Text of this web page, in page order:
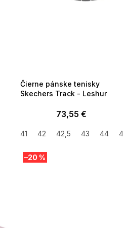
Čierne pánske tenisky
Skechers Track - Leshur
73,55 €
41 42 42,5 43 44 45
–20 %